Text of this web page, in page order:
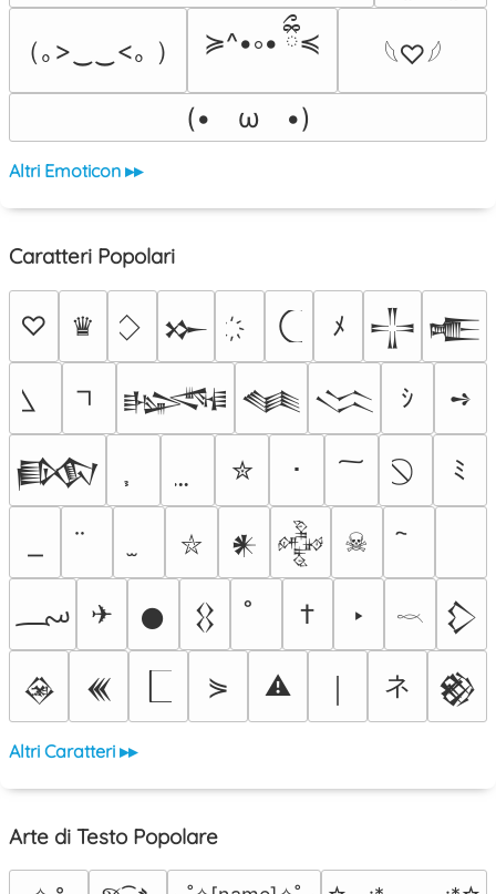
（｡>‿‿<｡ ） ≽^•༚• ྀིྀ≼
𓆩♡𓆪
(•　ω　•)
Altri Emoticon ▸▸
Caratteri Popolari
♡ ♛ 𒁍 ﾒ 𒋲 𒍫
𒈙 𒈝 𒈱 ｼ ➺
𒁃 ✮ ･ ﾐ
⛥ 𒀭 𒅒 ☠
؄ ✈ 𒊹 𒌐 † ‣ 𓎖 𒁷
𒊲 𒌍 ⋟ ⚠ ネ 𒆙
Altri Caratteri ▸▸
Arte di Testo Popolare